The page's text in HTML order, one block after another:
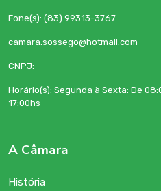
Fone(s): (83) 99313-3767
camara.sossego@hotmail.com
CNPJ:
Horário(s): Segunda à Sexta: De
17:00hs
A Câmara
História